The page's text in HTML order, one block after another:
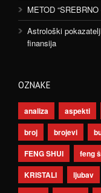
METOD
Astrološki
finansija
OZNAKE
analiza aspekti
broj
brojevi
FENG SHUI
feng
KRISTALI
ljubav